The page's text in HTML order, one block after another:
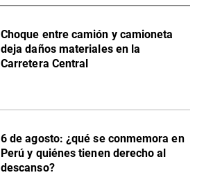
Choque entre camión y camioneta
deja daños materiales en la
Carretera Central
6 de agosto: ¿qué se conmemora en
Perú y quiénes tienen derecho al
descanso?